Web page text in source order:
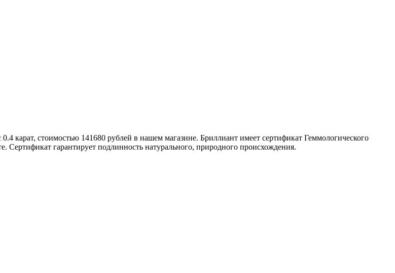
карат, стоимостью 141680 рублей в нашем магазине. Бриллиант имеет сертификат Геммологического
гарантирует подлинность натурального, природного происхождения.